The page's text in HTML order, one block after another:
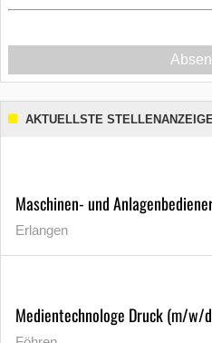
AKTUELLSTE
Maschinen- und
Erlangen
Medientechnologe Druck (m/w/